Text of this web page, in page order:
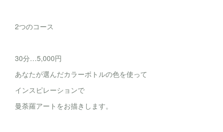
2つのコース
30分…5,000円
あなたが選んだカラーボトルの色を使って
インスピレーションで
曼荼羅アートをお描きします。